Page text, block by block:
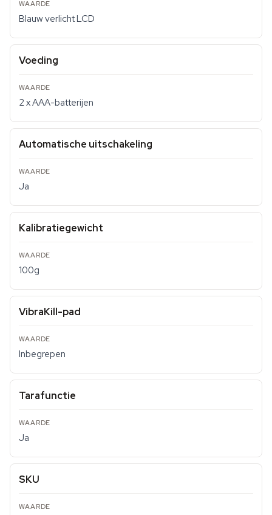
Blauw verlicht LCD
Voeding
2 x AAA-batterijen
Automatische uitschakeling
Ja
Kalibratiegewicht
100g
VibraKill-pad
Inbegrepen
Tarafunctie
Ja
SKU